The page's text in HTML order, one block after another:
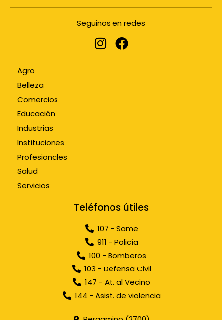
Seguinos en redes
Agro
Belleza
Comercios
Educación
Industrias
Instituciones
Profesionales
Salud
Servicios
Teléfonos útiles
107 - Same
911 - Policía
100 - Bomberos
103 - Defensa Civil
147 - At. al Vecino
144 - Asist. de violencia